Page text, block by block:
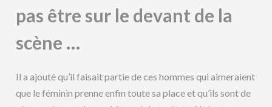
pas êtresur le devant de la
scène …
Il a ajouté qu’il faisait partie de ces hommes qui aimeraient
que le féminin prenne enfin toute sa place et qu’ils sont de